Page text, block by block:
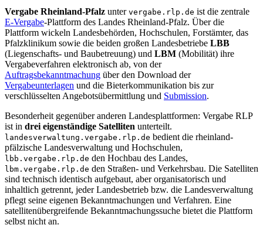
Vergabe Rheinland-Pfalz unter vergabe.rlp.de ist die zentrale
E-Vergabe-Plattform des Landes Rheinland-Pfalz. Über die
Plattform wickeln Landesbehörden, Hochschulen, Forstämter, das
Pfalzklinikum sowie die beiden großen Landesbetriebe LBB
(Liegenschafts- und Baubetreuung) und LBM (Mobilität) ihre
Vergabeverfahren elektronisch ab, von der
Auftragsbekanntmachung über den Download der
Vergabeunterlagen und die Bieterkommunikation bis zur
verschlüsselten Angebotsübermittlung und Submission.
Besonderheit gegenüber anderen Landesplattformen: Vergabe RLP
ist in drei eigenständige Satelliten unterteilt.
landesverwaltung.vergabe.rlp.de bedient die rheinland-
pfälzische Landesverwaltung und Hochschulen,
lbb.vergabe.rlp.de den Hochbau des Landes,
lbm.vergabe.rlp.de den Straßen- und Verkehrsbau. Die Satelliten
sind technisch identisch aufgebaut, aber organisatorisch und
inhaltlich getrennt, jeder Landesbetrieb bzw. die Landesverwaltung
pflegt seine eigenen Bekanntmachungen und Verfahren. Eine
satellitenübergreifende Bekanntmachungssuche bietet die Plattform
selbst nicht an.